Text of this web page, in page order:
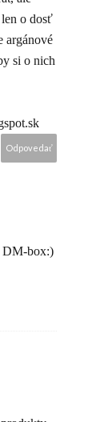
o dosť
argánové
si o nich
Odpovedať
DM-box:)